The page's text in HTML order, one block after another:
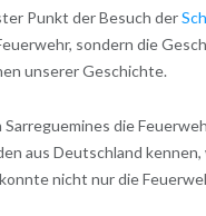
Punkt der Besuch der
sondern die
unserer Geschichte.
die
aus Deutschland kennen,
nicht nur die